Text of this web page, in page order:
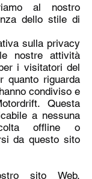
al nostro
dello stile di
sulla privacy
nostre attività
i visitatori del
quanto riguarda
condiviso e
Questa
a nessuna
offline o
da questo sito
sito Web,